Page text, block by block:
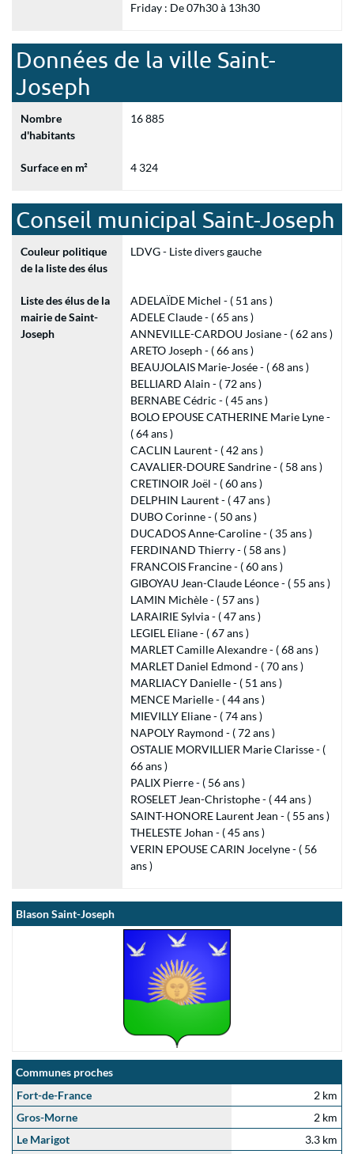
Friday : De 07h30 à 13h30
Données de la ville Saint-
Joseph
Nombre
d'habitants
16 885
Surface en m² 4 324
Conseil municipal Saint-Joseph
Couleur politique
de la liste des élus
LDVG - Liste divers gauche
Liste des élus de la
mairie de Saint-
Joseph
ADELAÏDE Michel - ( 51 ans )
ADELE Claude - ( 65 ans )
ANNEVILLE-CARDOU Josiane - ( 62 ans )
ARETO Joseph - ( 66 ans )
BEAUJOLAIS Marie-Josée - ( 68 ans )
BELLIARD Alain - ( 72 ans )
BERNABE Cédric - ( 45 ans )
BOLO EPOUSE CATHERINE Marie Lyne -
( 64 ans )
CACLIN Laurent - ( 42 ans )
CAVALIER-DOURE Sandrine - ( 58 ans )
CRETINOIR Joël - ( 60 ans )
DELPHIN Laurent - ( 47 ans )
DUBO Corinne - ( 50 ans )
DUCADOS Anne-Caroline - ( 35 ans )
FERDINAND Thierry - ( 58 ans )
FRANCOIS Francine - ( 60 ans )
GIBOYAU Jean-Claude Léonce - ( 55 ans )
LAMIN Michèle - ( 57 ans )
LARAIRIE Sylvia - ( 47 ans )
LEGIEL Eliane - ( 67 ans )
MARLET Camille Alexandre - ( 68 ans )
MARLET Daniel Edmond - ( 70 ans )
MARLIACY Danielle - ( 51 ans )
MENCE Marielle - ( 44 ans )
MIEVILLY Eliane - ( 74 ans )
NAPOLY Raymond - ( 72 ans )
OSTALIE MORVILLIER Marie Clarisse - (
66 ans )
PALIX Pierre - ( 56 ans )
ROSELET Jean-Christophe - ( 44 ans )
SAINT-HONORE Laurent Jean - ( 55 ans )
THELESTE Johan - ( 45 ans )
VERIN EPOUSE CARIN Jocelyne - ( 56
ans )
Blason Saint-Joseph
Communes proches
Fort-de-France
2 km
Gros-Morne
2 km
Le Marigot
3.3 km